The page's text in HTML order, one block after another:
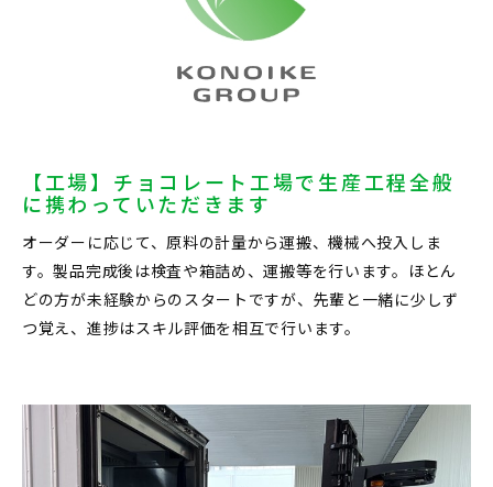
【工場】チョコレート工場で生産工程全般
に携わっていただきます
オーダーに応じて、原料の計量から運搬、機械へ投入しま
す。製品完成後は検査や箱詰め、運搬等を行います。ほとん
どの方が未経験からのスタートですが、先輩と一緒に少しず
つ覚え、進捗はスキル評価を相互で行います。